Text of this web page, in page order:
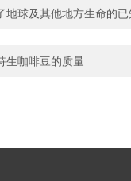
地球及其他地方生命的已
生咖啡豆的质量